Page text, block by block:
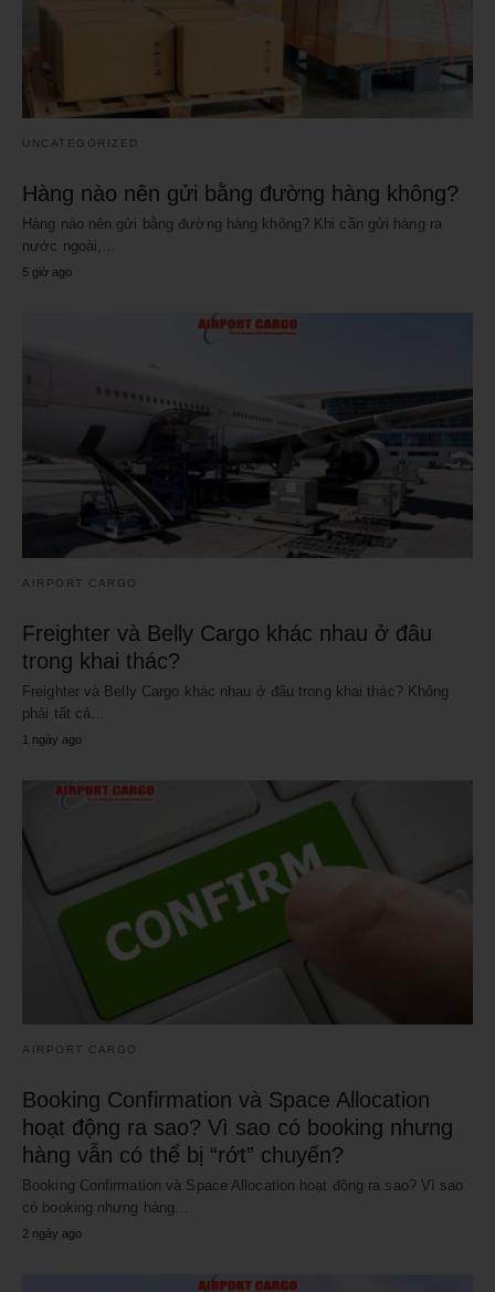
UNCATEGORIZED
Hàng nào nên gửi bằng đường hàng không?
Hàng nào nên gửi bằng đường hàng không? Khi cần gửi hàng ra
nước ngoài,…
5 giờ ago
AIRPORT CARGO
Freighter và Belly Cargo khác nhau ở đâu
trong khai thác?
Freighter và Belly Cargo khác nhau ở đâu trong khai thác? Không
phải tất cả…
1 ngày ago
AIRPORT CARGO
Booking Confirmation và Space Allocation
hoạt động ra sao? Vì sao có booking nhưng
hàng vẫn có thể bị “rớt” chuyến?
Booking Confirmation và Space Allocation hoạt động ra sao? Vì sao
có booking nhưng hàng…
2 ngày ago